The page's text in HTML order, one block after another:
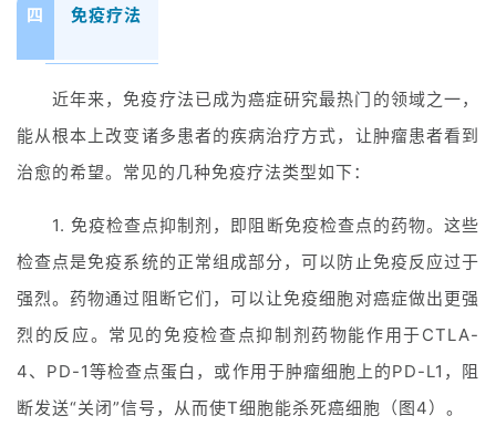
四 免疫疗法
近年来，免疫疗法已成为癌症研究最热门的领域之一，
能从根本上改变诸多患者的疾病治疗方式，让肿瘤患者看到
治愈的希望。常见的几种免疫疗法类型如下：
1. 免疫检查点抑制剂，即阻断免疫检查点的药物。这些
检查点是免疫系统的正常组成部分，可以防止免疫反应过于
强烈。药物通过阻断它们，可以让免疫细胞对癌症做出更强
烈的反应。常见的免疫检查点抑制剂药物能作用于CTLA-
4、PD-1等检查点蛋白，或作用于肿瘤细胞上的PD-L1，阻
断发送“关闭”信号，从而使T细胞能杀死癌细胞（图4）。